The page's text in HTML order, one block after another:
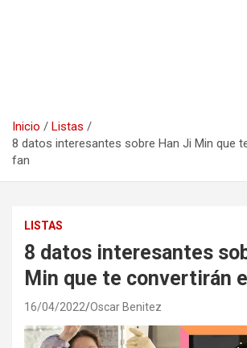
Inicio
Listas
8 datos interesantes sobre Han Ji Min que
fan
LISTAS
8 datos interesantes
Min que te convertirán
16/04/2022 Oscar Benitez